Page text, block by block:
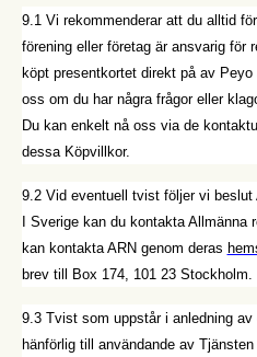
9.1 Vi rekommenderar att du alltid
förening eller företag är ansvarig för
köpt presentkortet direkt på av
oss om du har några frågor eller
Du kan enkelt nå oss via de
dessa Köpvillkor.
9.2 Vid eventuell tvist följer vi beslut
I Sverige kan du kontakta Allmänna
kan kontakta ARN genom deras
brev till Box 174, 101 23 Stockholm.
9.3 Tvist som uppstår i anledning
hänförlig till användande av